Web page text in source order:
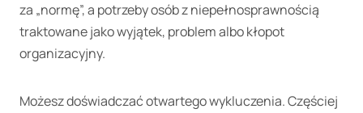
za „normę”, a potrzeby osób z niepełnosprawnością
traktowane jako wyjątek, problem albo kłopot
organizacyjny.
Możesz doświadczać otwartego wykluczenia. Częściej